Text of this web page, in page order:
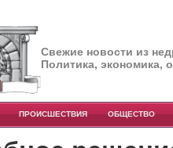
Свежие новости из
Политика, экономика,
ПРОИСШЕСТВИЯ ОБЩЕСТВО